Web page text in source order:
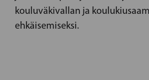
kouluväkivallan ja
ehkäisemiseksi.